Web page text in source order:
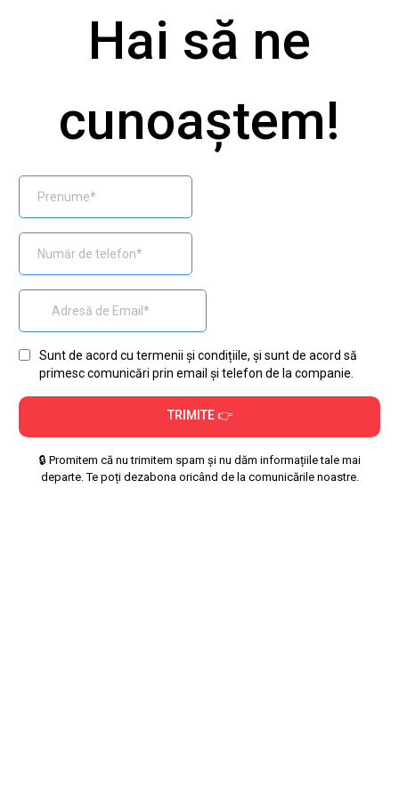
Hai să ne
cunoaștem!​
Sunt de acord cu termenii și condițiile, și sunt de acord să
primesc comunicări prin email și telefon de la companie.
TRIMITE 👉
🔒 Promitem că nu trimitem spam și nu dăm informațiile tale mai
departe. Te poți dezabona oricând de la comunicările noastre.